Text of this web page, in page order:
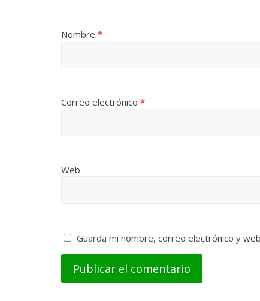
Nombre *
Correo electrónico *
Web
Guarda mi nombre, correo electrónico y